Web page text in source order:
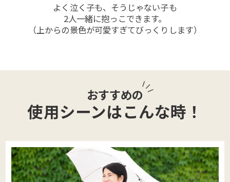
よく泣く子も、そうじゃない子も
2人一緒に抱っこできます。
（上からの景色が可愛すぎてびっくりします）
おすすめの
使用シーンはこんな時！